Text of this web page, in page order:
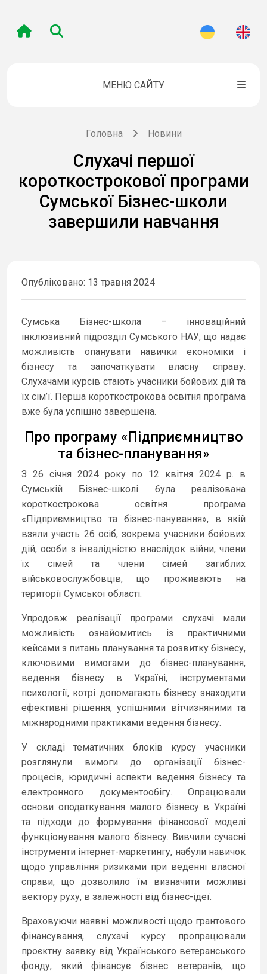
МЕНЮ САЙТУ
Головна Новини
Слухачі першої
короткострокової програми
Сумської Бізнес-школи
завершили навчання
Опубліковано: 13 травня 2024
Сумська Бізнес-школа – інноваційний
інклюзивний підрозділ Сумського НАУ, що надає
можливість опанувати навички економіки і
бізнесу та започаткувати власну справу.
Слухачами курсів стають учасники бойових дій та
їх сім’ї. Перша короткострокова освітня програма
вже була успішно завершена.
Про програму «Підприємництво
та бізнес-планування»
З 26 січня 2024 року по 12 квітня 2024 р. в
Сумській Бізнес-школі була реалізована
короткострокова освітня програма
«Підприємництво та бізнес-панування», в якій
взяли участь 26 осіб, зокрема учасники бойових
дій, особи з інвалідністю внаслідок війни, члени
їх сімей та члени сімей загиблих
військовослужбовців, що проживають на
території Сумської області.
Упродовж реалізації програми слухачі мали
можливість ознайомитись із практичними
кейсами з питань планування та розвитку бізнесу,
ключовими вимогами до бізнес-планування,
ведення бізнесу в Україні, інструментами
психології, котрі допомагають бізнесу знаходити
ефективні рішення, успішними вітчизняними та
міжнародними практиками ведення бізнесу.
У складі тематичних блоків курсу учасники
розглянули вимоги до організації бізнес-
процесів, юридичні аспекти ведення бізнесу та
електронного документообігу. Опрацювали
основи оподаткування малого бізнесу в Україні
та підходи до формування фінансової моделі
функціонування малого бізнесу. Вивчили сучасні
інструменти інтернет-маркетингу, набули навичок
щодо управління ризиками при веденні власної
справи, що дозволило їм визначити можливі
вектору руху, в залежності від бізнес-ідеї.
Враховуючи наявні можливості щодо грантового
фінансування, слухачі курсу пропрацювали
проєктну заявку від Українського ветеранського
фонду, який фінансує бізнес ветеранів, що